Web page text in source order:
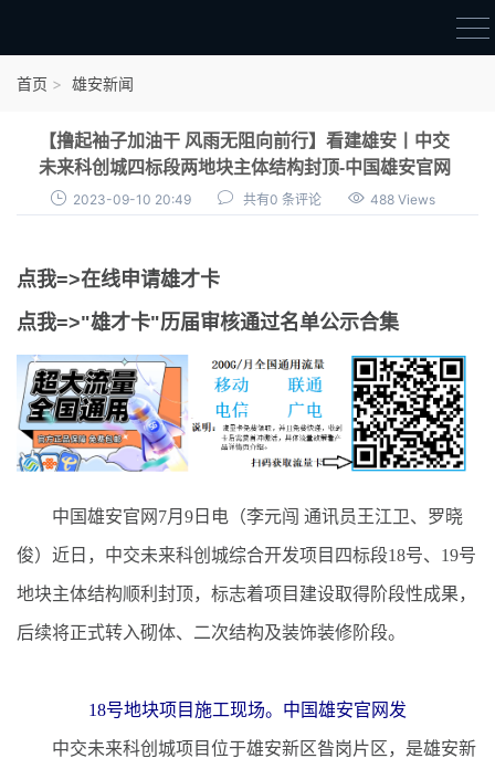
点我申领雄才卡
审核通过公示
首页 雄安新闻
【撸起袖子加油干 风雨无阻向前行】看建雄安丨中交
未来科创城四标段两地块主体结构封顶-中国雄安官网
2023-09-10 20:49 共有0 条评论 488 Views
点我=>在线申请雄才卡
点我=>"雄才卡"历届审核通过名单公示合集
中国雄安官网7月9日电（李元闯 通讯员王江卫、罗晓
俊）近日，中交未来科创城综合开发项目四标段18号、19号
地块主体结构顺利封顶，标志着项目建设取得阶段性成果，
后续将正式转入砌体、二次结构及装饰装修阶段。
18号地块项目施工现场。中国雄安官网发
中交未来科创城项目位于雄安新区昝岗片区，是雄安新